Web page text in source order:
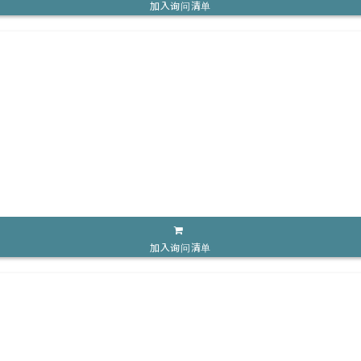
加入询问清单
加入询问清单